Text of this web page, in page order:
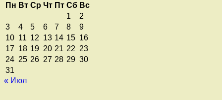
Пн Вт Ср Чт Пт Сб Вс
1
2
3
4 5 6 7 8
9
10 11 12 13 14 15 16
17 18 19 20 21 22 23
24 25 26 27 28 29 30
31
« Июл